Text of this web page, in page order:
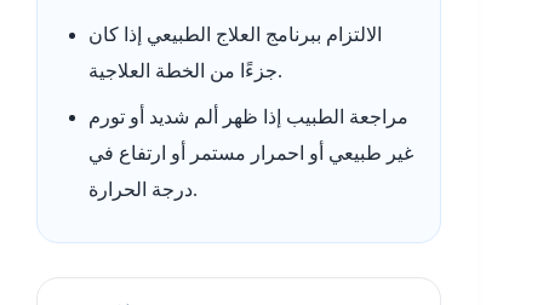
الالتزام ببرنامج العلاج الطبيعي إذا كان
جزءًا من الخطة العلاجية.
مراجعة الطبيب إذا ظهر ألم شديد أو تورم
غير طبيعي أو احمرار مستمر أو ارتفاع في
درجة الحرارة.